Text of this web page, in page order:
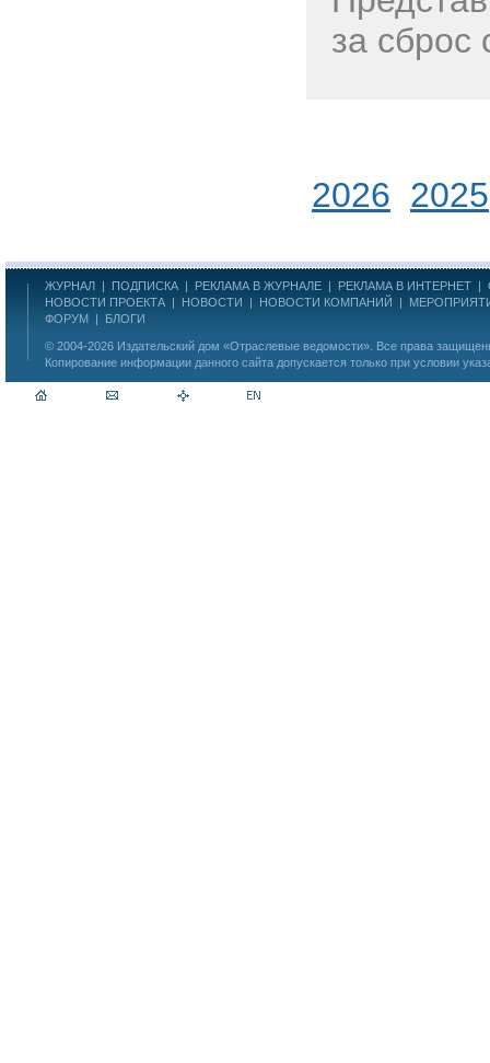
за
2026 2025
ЖУРНАЛ | ПОДПИСКА | РЕКЛАМА В ЖУРНАЛЕ | РЕКЛАМА В ИНТЕРНЕТ |
НОВОСТИ ПРОЕКТА | НОВОСТИ | НОВОСТИ КОМПАНИЙ |
ФОРУМ | БЛОГИ
© 2004-2026 Издательский дом «Отраслевые ведомости» . Все права
Копирование информации данного сайта допускается только при условии